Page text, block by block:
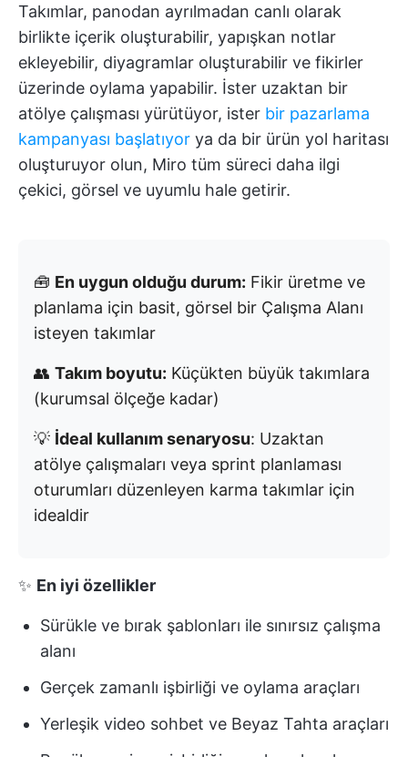
Takımlar, panodan ayrılmadan canlı olarak
birlikte içerik oluşturabilir, yapışkan notlar
ekleyebilir, diyagramlar oluşturabilir ve fikirler
üzerinde oylama yapabilir. İster uzaktan bir
atölye çalışması yürütüyor, ister bir pazarlama
kampanyası başlatıyor ya da bir ürün yol haritası
oluşturuyor olun, Miro tüm süreci daha ilgi
çekici, görsel ve uyumlu hale getirir.
🧰 En uygun olduğu durum: Fikir üretme ve
planlama için basit, görsel bir Çalışma Alanı
isteyen takımlar
👥 Takım boyutu: Küçükten büyük takımlara
(kurumsal ölçeğe kadar)
💡 İdeal kullanım senaryosu: Uzaktan
atölye çalışmaları veya sprint planlaması
oturumları düzenleyen karma takımlar için
idealdir
✨ En iyi özellikler
Sürükle ve bırak şablonları ile sınırsız çalışma
alanı
Gerçek zamanlı işbirliği ve oylama araçları
Yerleşik video sohbet ve Beyaz Tahta araçları